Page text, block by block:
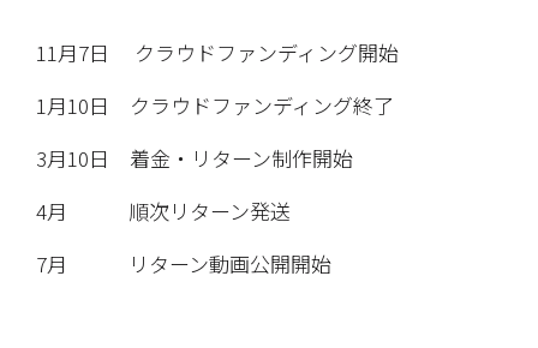
11月7日　 クラウドファンディング開始
1月10日　クラウドファンディング終了
3月10日　着金・リターン制作開始
4月　　　順次リターン発送
7月　　　リターン動画公開開始